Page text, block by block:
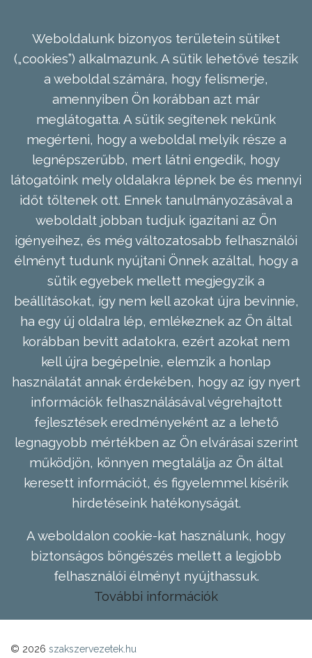
Weboldalunk bizonyos területein sütiket
(„cookies”) alkalmazunk. A sütik lehetővé teszik
a weboldal számára, hogy felismerje,
amennyiben Ön korábban azt már
meglátogatta. A sütik segítenek nekünk
megérteni, hogy a weboldal melyik része a
legnépszerűbb, mert látni engedik, hogy
látogatóink mely oldalakra lépnek be és mennyi
időt töltenek ott. Ennek tanulmányozásával a
weboldalt jobban tudjuk igazítani az Ön
igényeihez, és még változatosabb felhasználói
élményt tudunk nyújtani Önnek azáltal, hogy a
sütik egyebek mellett megjegyzik a
beállításokat, így nem kell azokat újra bevinnie,
ha egy új oldalra lép, emlékeznek az Ön által
korábban bevitt adatokra, ezért azokat nem
kell újra begépelnie, elemzik a honlap
használatát annak érdekében, hogy az így nyert
információk felhasználásával végrehajtott
fejlesztések eredményeként az a lehető
legnagyobb mértékben az Ön elvárásai szerint
működjön, könnyen megtalálja az Ön által
keresett információt, és figyelemmel kísérik
hirdetéseink hatékonyságát.
A weboldalon cookie-kat használunk, hogy
biztonságos böngészés mellett a legjobb
felhasználói élményt nyújthassuk.
További információk
© 2026 szakszervezetek.hu